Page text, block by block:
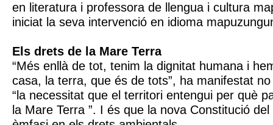
en literatura i professora de llengua i cultura
iniciat la seva intervenció en idioma
Els drets de la Mare Terra
“Més enllà de tot, tenim la dignitat humana i
casa, la terra, que és de tots”, ha manifestat
“la necessitat que el territori entengui per què
la Mare Terra ”. I és que la nova Constitució